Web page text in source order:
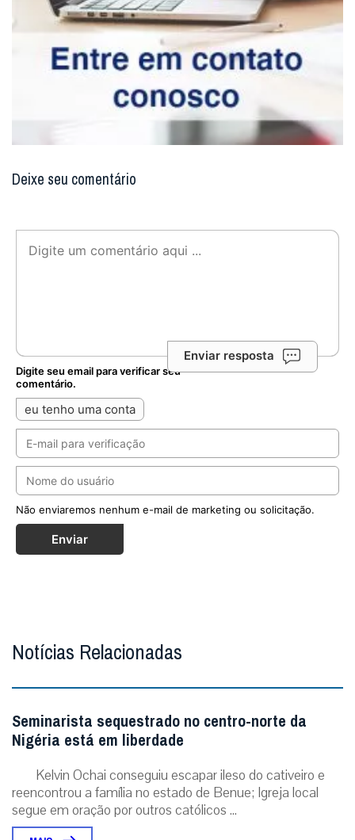
Deixe seu comentário
Enviar resposta
Digite seu email para verificar seu
comentário.
eu tenho uma conta
Não enviaremos nenhum e-mail de marketing ou solicitação.
Enviar
Notícias Relacionadas
Seminarista sequestrado no centro-norte da
Nigéria está em liberdade
Kelvin Ochai conseguiu escapar ileso do cativeiro e
reencontrou a família no estado de Benue; Igreja local
segue em oração por outros católicos ...